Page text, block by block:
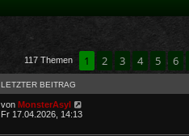
117 Themen 1 2 3 4 5 6
LETZTER BEITRAG
von MonsterAsyl
Fr 17.04.2026, 14:13